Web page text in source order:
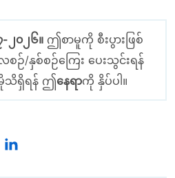
-၂၀၂၆။ ဤစာမူကို စီးပွားဖြစ်
/နှစ်စဉ်ကြေး ပေးသွင်းရန်
သိရှိရန် ဤနေရာကို နှိပ်ပါ။